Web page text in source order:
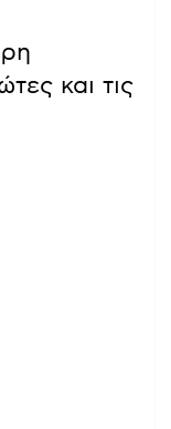
και τις